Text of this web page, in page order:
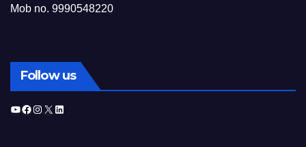
Mob no. 9990548220
Follow us
YouTube
Facebook
Instagram
X LinkedIn